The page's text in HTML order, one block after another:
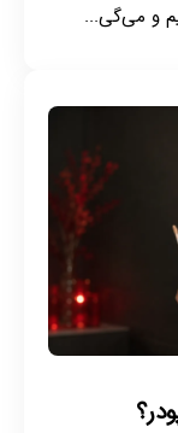
و می‌گی...